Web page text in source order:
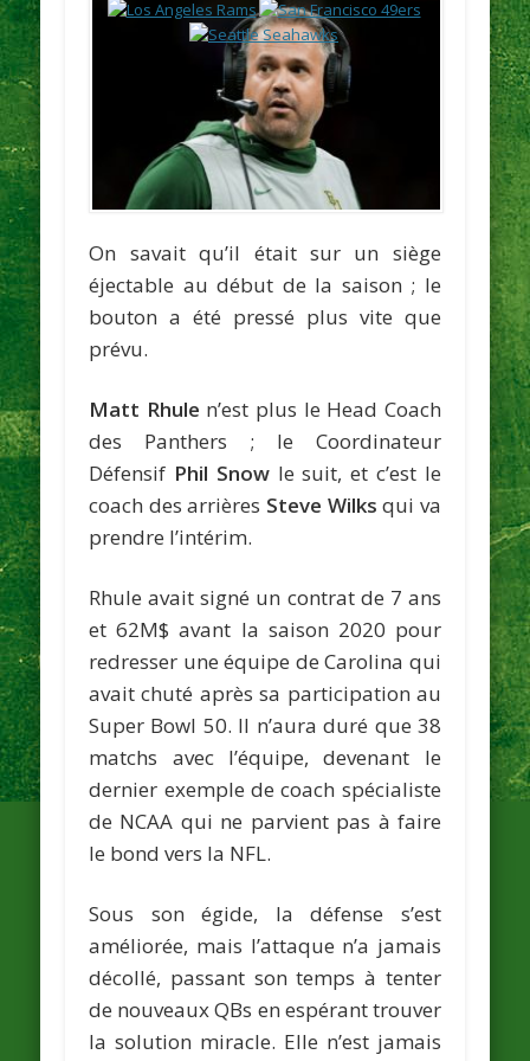
On savait qu’il était sur un siège
éjectable au début de la saison ; le
bouton a été pressé plus vite que
prévu.
Matt Rhule n’est plus le Head Coach
des Panthers ; le Coordinateur
Défensif Phil Snowle suit, et c’est le
coach des arrières Steve Wilks qui va
prendre l’intérim.
Rhule avait signé un contrat de 7 ans
et 62M$ avant la saison 2020 pour
redresser une équipe de Carolina qui
avait chuté après sa participation au
Super Bowl 50. Il n’aura duré que 38
matchs avec l’équipe, devenant le
dernier exemple de coach spécialiste
de NCAA qui ne parvient pas à faire
le bond vers la NFL.
Sous son égide, la défense s’est
améliorée, mais l’attaque n’a jamais
décollé, passant son temps à tenter
de nouveaux QBs en espérant trouver
la solution miracle. Elle n’est jamais